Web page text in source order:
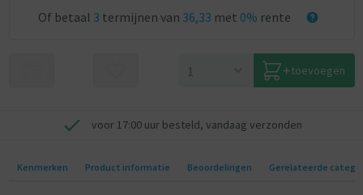
Of betaal 3 termijnen van 36,33 met 0% rente
toevoegen
voor 17:00 uur besteld, vandaag verzonden
Kenmerken Product informatie Beoordelingen Gerelateerde